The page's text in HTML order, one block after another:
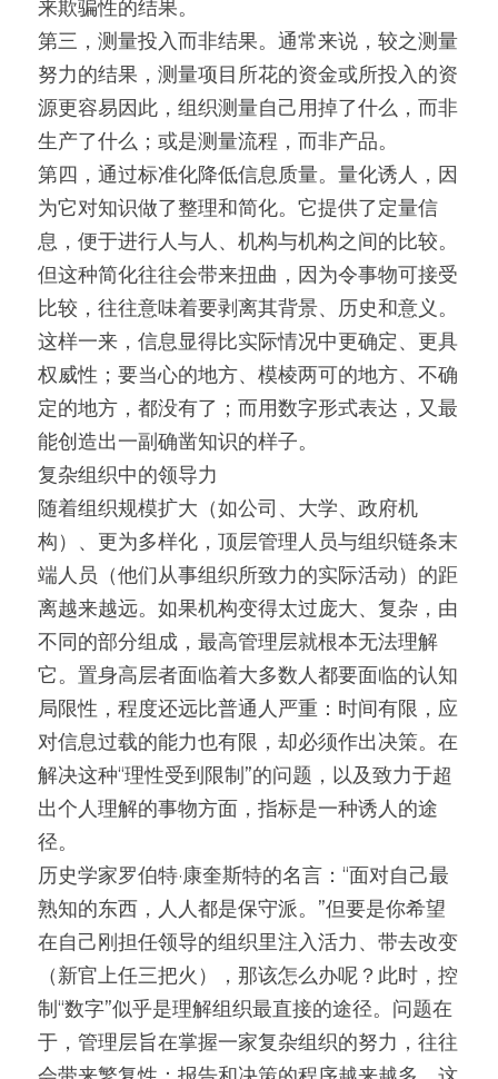
来欺骗性的结果。
第三，测量投入而非结果。通常来说，较之测量
努力的结果，测量项目所花的资金或所投入的资
源更容易因此，组织测量自己用掉了什么，而非
生产了什么；或是测量流程，而非产品。
第四，通过标准化降低信息质量。量化诱人，因
为它对知识做了整理和简化。它提供了定量信
息，便于进行人与人、机构与机构之间的比较。
但这种简化往往会带来扭曲，因为令事物可接受
比较，往往意味着要剥离其背景、历史和意义。
这样一来，信息显得比实际情况中更确定、更具
权威性；要当心的地方、模棱两可的地方、不确
定的地方，都没有了；而用数字形式表达，又最
能创造出一副确凿知识的样子。
复杂组织中的领导力
随着组织规模扩大（如公司、大学、政府机
构）、更为多样化，顶层管理人员与组织链条末
端人员（他们从事组织所致力的实际活动）的距
离越来越远。如果机构变得太过庞大、复杂，由
不同的部分组成，最高管理层就根本无法理解
它。置身高层者面临着大多数人都要面临的认知
局限性，程度还远比普通人严重：时间有限，应
对信息过载的能力也有限，却必须作出决策。在
解决这种“理性受到限制”的问题，以及致力于超
出个人理解的事物方面，指标是一种诱人的途
径。
历史学家罗伯特·康奎斯特的名言：“面对自己最
熟知的东西，人人都是保守派。”但要是你希望
在自己刚担任领导的组织里注入活力、带去改变
（新官上任三把火），那该怎么办呢？此时，控
制“数字”似乎是理解组织最直接的途径。问题在
于，管理层旨在掌握一家复杂组织的努力，往往